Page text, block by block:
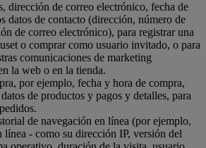
dirección de correo electrónico, fecha de
datos de contacto (dirección, número de
de correo electrónico), para registrar una
o comprar como usuario invitado, o para
comunicaciones de marketing
la web o en la tienda.
por ejemplo, fecha y hora de compra,
de productos y pagos y detalles, para
de navegación en línea (por ejemplo,
línea - como su dirección IP, versión del